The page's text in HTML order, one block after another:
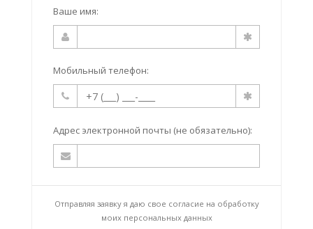
Ваше имя:
Мобильный телефон:
Адрес электронной почты (не обязательно):
Отправляя заявку я даю свое согласие на обработку
моих персональных данных